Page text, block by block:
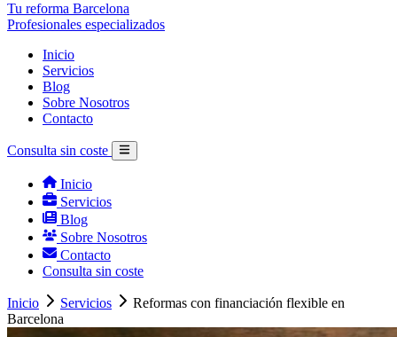
Tu reforma Barcelona
Profesionales especializados
Inicio
Servicios
Blog
Sobre Nosotros
Contacto
Consulta sin coste
Inicio
Servicios
Blog
Sobre Nosotros
Contacto
Consulta sin coste
Inicio Servicios
Reformas con financiación flexible en
Barcelona